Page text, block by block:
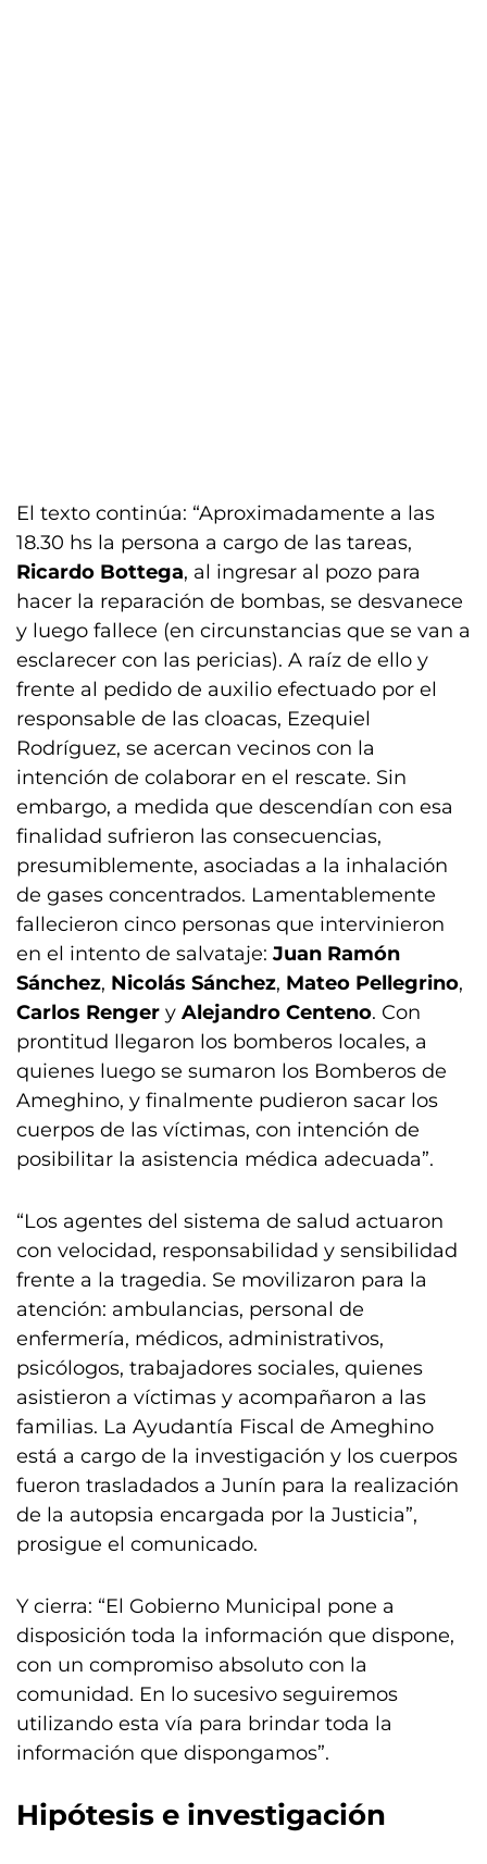
El texto continúa: “Aproximadamente a las
18.30 hs la persona a cargo de las tareas,
Ricardo Bottega, al ingresar al pozo para
hacer la reparación de bombas, se desvanece
y luego fallece (en circunstancias que se van a
esclarecer con las pericias). A raíz de ello y
frente al pedido de auxilio efectuado por el
responsable de las cloacas, Ezequiel
Rodríguez, se acercan vecinos con la
intención de colaborar en el rescate. Sin
embargo, a medida que descendían con esa
finalidad sufrieron las consecuencias,
presumiblemente, asociadas a la inhalación
de gases concentrados. Lamentablemente
fallecieron cinco personas que intervinieron
en el intento de salvataje: Juan Ramón
Sánchez, Nicolás Sánchez, Mateo Pellegrino,
Carlos Renger y Alejandro Centeno. Con
prontitud llegaron los bomberos locales, a
quienes luego se sumaron los Bomberos de
Ameghino, y finalmente pudieron sacar los
cuerpos de las víctimas, con intención de
posibilitar la asistencia médica adecuada”.
“Los agentes del sistema de salud actuaron
con velocidad, responsabilidad y sensibilidad
frente a la tragedia. Se movilizaron para la
atención: ambulancias, personal de
enfermería, médicos, administrativos,
psicólogos, trabajadores sociales, quienes
asistieron a víctimas y acompañaron a las
familias. La Ayudantía Fiscal de Ameghino
está a cargo de la investigación y los cuerpos
fueron trasladados a Junín para la realización
de la autopsia encargada por la Justicia”,
prosigue el comunicado.
Y cierra: “El Gobierno Municipal pone a
disposición toda la información que dispone,
con un compromiso absoluto con la
comunidad. En lo sucesivo seguiremos
utilizando esta vía para brindar toda la
información que dispongamos”.
Hipótesis e investigación